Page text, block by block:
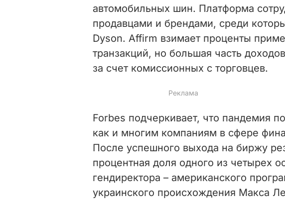
автомобильных шин. Платформа
продавцами и брендами, среди
Dyson. Affirm взимает проценты
транзакций, но большая часть
за счет комиссионных с торговцев.
Forbes подчеркивает, что пандемия
как и многим компаниям в сфере
После успешного выхода на биржу
процентная доля одного из четырех
гендиректора – американского
украинского происхождения Макса